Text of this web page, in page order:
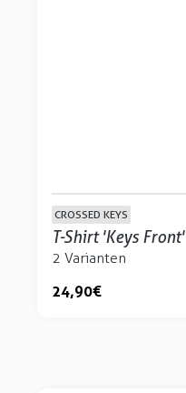
CROSSED KEYS
T-Shirt 'Keys Front'
2 Varianten
24,90 €